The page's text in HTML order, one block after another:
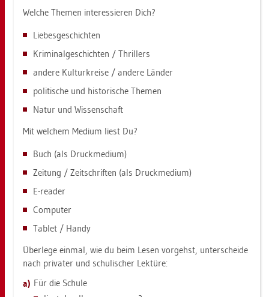
Wel­che The­men in­ter­es­sie­ren Dich?
Lie­bes­ge­schich­ten
Kri­mi­nal­ge­schich­ten / Thril­lers
an­de­re Kul­tur­krei­se / an­de­re Län­der
po­li­ti­sche und his­to­ri­sche The­men
Natur und Wis­sen­schaft
Mit wel­chem Me­di­um liest Du?
Buch (als Druck­me­di­um)
Zei­tung / Zeit­schrif­ten (als Druck­me­di­um)
E-re­a­der
Com­pu­ter
Ta­blet / Handy
Über­le­ge ein­mal, wie du beim Lesen vor­gehst, un­ter­schei­de
nach pri­va­ter und schu­li­scher Lek­tü­re:
Für die Schu­le